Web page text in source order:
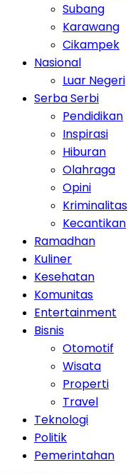
Subang
Karawang
Cikampek
Nasional
Luar Negeri
Serba Serbi
Pendidikan
Inspirasi
Hiburan
Olahraga
Opini
Kriminalitas
Kecantikan
Ramadhan
Kuliner
Kesehatan
Komunitas
Entertainment
Bisnis
Otomotif
Wisata
Properti
Travel
Teknologi
Politik
Pemerintahan